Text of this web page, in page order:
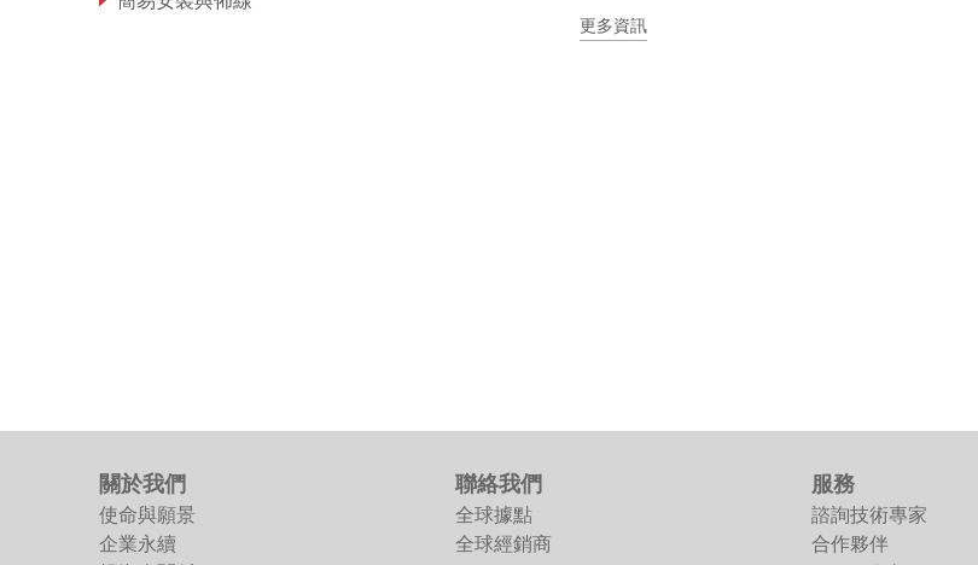
更多資訊
關於我們
使命與願景
企業永續
聯絡我們
全球據點
全球經銷商
服務
諮詢技術專家
合作夥伴